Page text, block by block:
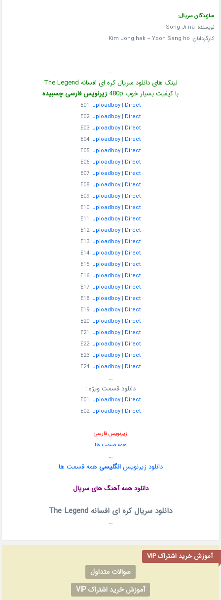
سازندگان سریال:
نویسنده: Song Ji na
کارگردانان: Kim Jong hak – Yoon Sang ho
…
لینک های دانلود سریال کره ای افسانه The Legend
با کیفیت بسیار خوب 480p
زیرنویس فارسی چسبیده
E01: uploadboy| Direct
E02: uploadboy| Direct
E03: uploadboy | Direct
E04: uploadboy| Direct
E05: uploadboy| Direct
E06: uploadboy| Direct
E07: uploadboy| Direct
E08: uploadboy| Direct
E09: uploadboy| Direct
E10: uploadboy| Direct
E11: uploadboy| Direct
E12: uploadboy| Direct
E13: uploadboy| Direct
E14: uploadboy| Direct
E15: uploadboy| Direct
E16: uploadboy| Direct
E17: uploadboy| Direct
E18: uploadboy| Direct
E19: uploadboy| Direct
E20: uploadboy| Direct
E21: uploadboy| Direct
E22: uploadboy| Direct
E23: uploadboy| Direct
E24: uploadboy| Direct
…
دانلود قسمت ویژه :
E01: uploadboy| Direct
E02: uploadboy| Direct
زیرنویس فارسی
همه قسمت ها
…
دانلود زیرنویسانگلیسی همه قسمت ها
…
دانلود همه آهنگ های سریال
…
دانلود سریال کره ای افسانه The Legend
…
آموزش خرید اشتراک VIP
سوالات متداول
آموزش خرید اشتراک VIP